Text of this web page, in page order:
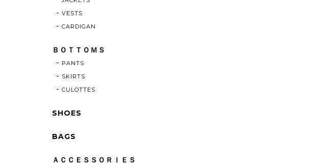
VESTS
CARDIGAN
ＢＯＴＴＯＭＳ
PANTS
SKIRTS
CULOTTES
SHOES
BAGS
ＡＣＣＥＳＳＯＲＩＥＳ